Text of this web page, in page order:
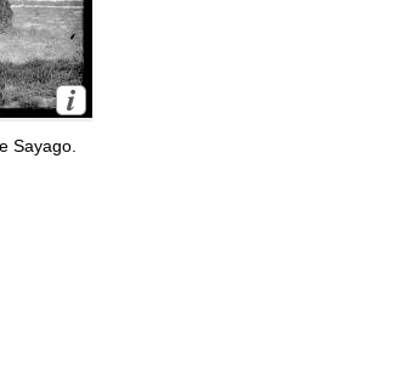
Sayago.